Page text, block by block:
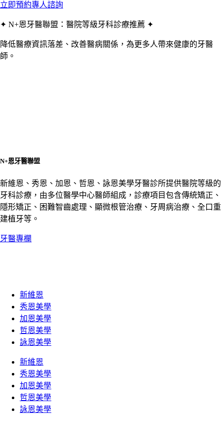
立即預約專人諮詢
✦ N+恩牙醫聯盟：醫院等級牙科診療推薦 ✦
降低醫療資訊落差、改善醫病關係，為更多人帶來健康的牙醫
師。
N+恩牙醫聯盟
新維恩、秀恩、加恩、哲恩、詠恩美學牙醫診所提供醫院等級的
牙科診療，由多位醫學中心醫師組成，診療項目包含傳統矯正、
隱形矯正、困難智齒處理、顯微根管治療、牙周病治療、全口重
建植牙等。
牙醫專欄
新維恩
秀恩美學
加恩美學
哲恩美學
詠恩美學
新維恩
秀恩美學
加恩美學
哲恩美學
詠恩美學